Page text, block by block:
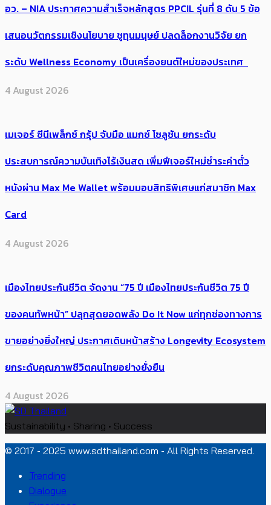
อว. – NIA ประกาศความสำเร็จหลักสูตร PPCIL รุ่นที่ 8 ดัน 5 ข้อ
เสนอนวัตกรรมเชิงนโยบาย ชูทุนมนุษย์ ปลดล็อกงานวิจัย ยก
ระดับ Wellness Economy เป็นเครื่องยนต์ใหม่ของประเทศ
4 August 2026
เมเจอร์ ซีนีเพล็กซ์ กรุ้ป จับมือ แมกซ์ โซลูชัน ยกระดับ
ประสบการณ์ความบันเทิงไร้เงินสด เพิ่มฟีเจอร์ใหม่ชำระค่าตั๋ว
หนังผ่าน Max Me Wallet พร้อมมอบสิทธิพิเศษแก่สมาชิก Max
Card
4 August 2026
เมืองไทยประกันชีวิต จัดงาน “75 ปี เมืองไทยประกันชีวิต 75 ปี
ของคนทัพหน้า” ปลุกสุดยอดพลัง Do It Now แก่ทุกช่องทางการ
ขายอย่างยิ่งใหญ่ ประกาศเดินหน้าสร้าง Longevity Ecosystem
ยกระดับคุณภาพชีวิตคนไทยอย่างยั่งยืน
4 August 2026
Sustainability • Sharing • Success
© 2017 - 2025 www.sdthailand.com - All Rights Reserved.
Trending
Dialogue